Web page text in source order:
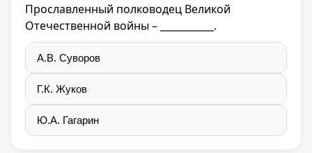
Прославленный полководец Великой
Отечественной войны – ___________.
А.В. Суворов
Г.К. Жуков
Ю.А. Гагарин